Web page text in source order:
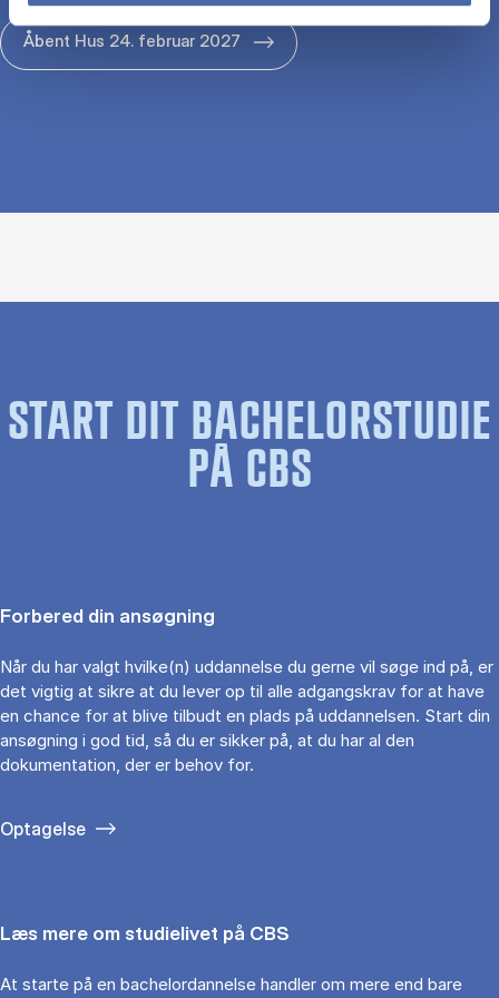
Åbent Hus 24. februar 2027
START DIT BACHELORSTUDIE
PÅ CBS
Forbered din ansøgning
Når du har valgt hvilke(n) uddannelse du gerne vil søge ind på, er
det vigtig at sikre at du lever op til alle adgangskrav for at have
en chance for at blive tilbudt en plads på uddannelsen. Start din
ansøgning i god tid, så du er sikker på, at du har al den
dokumentation, der er behov for.
Optagelse
Læs mere om studielivet på CBS
At starte på en bachelordannelse handler om mere end bare